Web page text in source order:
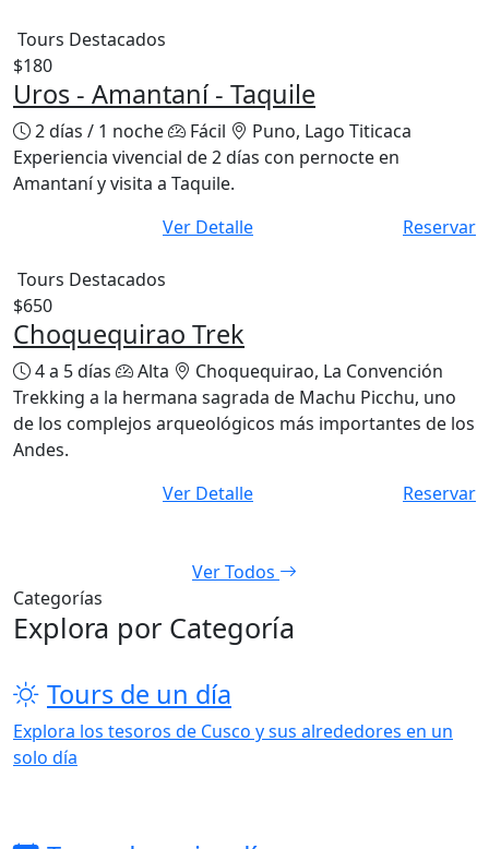
Tours Destacados
$180
Uros - Amantaní - Taquile
2 días / 1 noche Fácil
Puno, Lago Titicaca
Experiencia vivencial de 2 días con pernocte en
Amantaní y visita a Taquile.
Ver Detalle
Reservar
Tours Destacados
$650
Choquequirao Trek
4 a 5 días Alta
Choquequirao, La Convención
Trekking a la hermana sagrada de Machu Picchu, uno
de los complejos arqueológicos más importantes de los
Andes.
Ver Detalle
Reservar
Ver Todos
Categorías
Explora por Categoría
Tours de un día
Explora los tesoros de Cusco y sus alrededores en un
solo día